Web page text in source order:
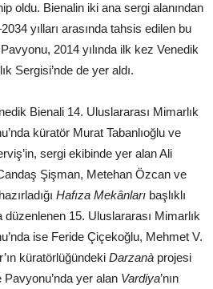
oldu. Bienalin iki ana sergi alanından
yılları arasında tahsis edilen bu
2014 yılında ilk kez Venedik
Sergisi’nde de yer aldı.
Bienali 14. Uluslararası Mimarlık
küratör Murat Tabanlıoğlu ve
sergi ekibinde yer alan Ali
Şişman, Metehan Özcan ve
Hafıza Mekânları başlıklı
düzenlenen 15. Uluslararası Mimarlık
ise Feride Çiçekoğlu, Mehmet V.
küratörlüğündeki Darzanà projesi
Pavyonu’nda yer alan Vardiya’nın